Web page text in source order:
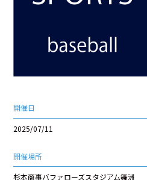
開催日
2025/07/11
開催場所
杉本商事バファローズスタジアム舞洲